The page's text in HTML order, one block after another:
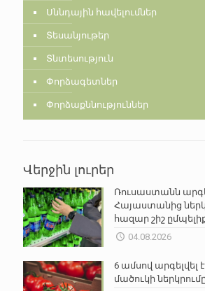
Սննդային հավելումներ
Տեսանյութեր
Տնտեսություն
Փորձագետներ
Փորձաքննություններ
Վերջին լուրեր
Ռուսաստանն
Հայաստանից
հազար շիշ
04.08.2026
6 ամսով
մածուկի